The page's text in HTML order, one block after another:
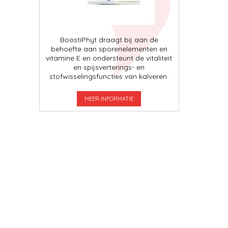
BoostiPhyt draagt ​​bij aan de
behoefte aan sporenelementen en
vitamine E en ondersteunt de vitaliteit
en spijsverterings- en
stofwisselingsfuncties van kalveren.
MEER INFORMATIE